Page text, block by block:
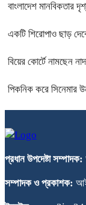
বাংলাদেশ মানবিকতার
একটি শিরোপাও ছাড় দেবে
বিয়ের কোর্টে নামছেন
পিকনিক করে সিনেমার
প্রধান উপদেষ্টা সম্পাদক:
সম্পাদক ও প্রকাশক: